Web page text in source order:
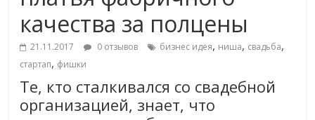
качества за полцены
21.11.2017 0 отзывов бизнес идея, ниша, свадьба,
стартап, фишки
Те, кто сталкивался со свадебной
организацией, знает, что